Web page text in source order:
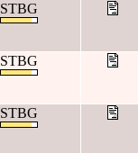
STBG
STBG
STBG